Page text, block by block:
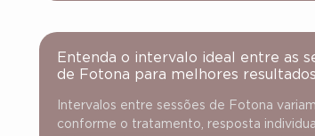
Entenda o intervalo ideal entre as
de Fotona para melhores resultados
Intervalos entre sessões de Fotona variam
conforme o tratamento, resposta